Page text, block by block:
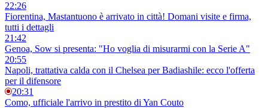
22:26
Fiorentina, Mastantuono è arrivato in città! Domani visite e firma,
tutti i dettagli
21:42
Genoa, Sow si presenta: "Ho voglia di misurarmi con la Serie A"
20:55
Napoli, trattativa calda con il Chelsea per Badiashile: ecco l'offerta
per il difensore
20:31
Como, ufficiale l'arrivo in prestito di Yan Couto